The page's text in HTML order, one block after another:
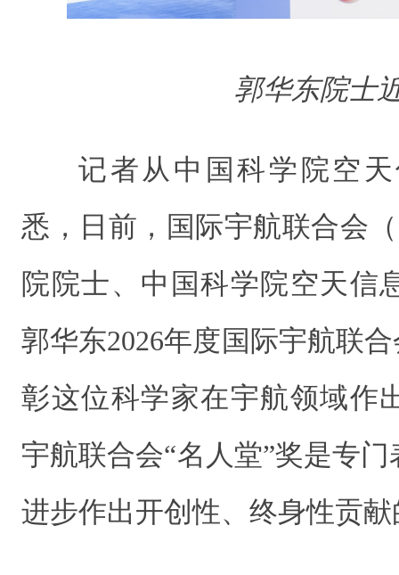
郭华东院士
记者从中国科学院空
悉，日前，国际宇航联合会
院院士、中国科学院空天信
郭华东2026年度国际宇航联
彰这位科学家在宇航领域作
宇航联合会“名人堂”奖是专
进步作出开创性、终身性贡